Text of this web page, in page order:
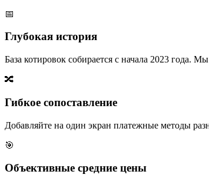
📅
Глубокая история
База котировок собирается с начала 2023 года.
🔀
Гибкое сопоставление
Добавляйте на один экран платежные методы
🎯
Объективные средние цены